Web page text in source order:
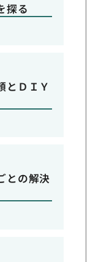
探る
とＤＩＹ
との解決